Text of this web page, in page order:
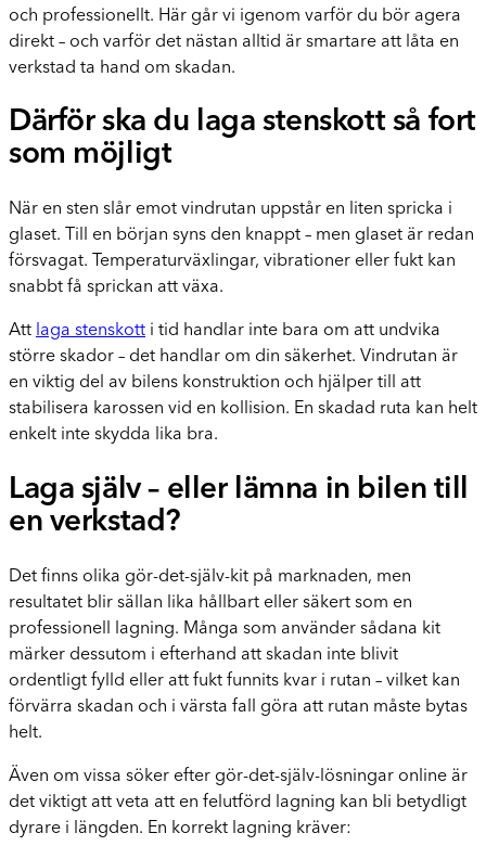
Byte av vindruta
Boka byte av vindruta
och professionellt. Här går vi igenom varför du bör agera
direkt – och varför det nästan alltid är smartare att låta en
verkstad ta hand om skadan.
Därför ska du laga stenskott så fort
som möjligt
När en sten slår emot vindrutan uppstår en liten spricka i
glaset. Till en början syns den knappt – men glaset är redan
försvagat. Temperaturväxlingar, vibrationer eller fukt kan
snabbt få sprickan att växa.
Att laga stenskott i tid handlar inte bara om att undvika
större skador – det handlar om din säkerhet. Vindrutan är
en viktig del av bilens konstruktion och hjälper till att
stabilisera karossen vid en kollision. En skadad ruta kan helt
enkelt inte skydda lika bra.
Laga själv – eller lämna in bilen till
en verkstad?
Det finns olika gör-det-själv-kit på marknaden, men
resultatet blir sällan lika hållbart eller säkert som en
professionell lagning. Många som använder sådana kit
märker dessutom i efterhand att skadan inte blivit
ordentligt fylld eller att fukt funnits kvar i rutan – vilket kan
förvärra skadan och i värsta fall göra att rutan måste bytas
helt.
Även om vissa söker efter gör-det-själv-lösningar online är
det viktigt att veta att en felutförd lagning kan bli betydligt
dyrare i längden. En korrekt lagning kräver: